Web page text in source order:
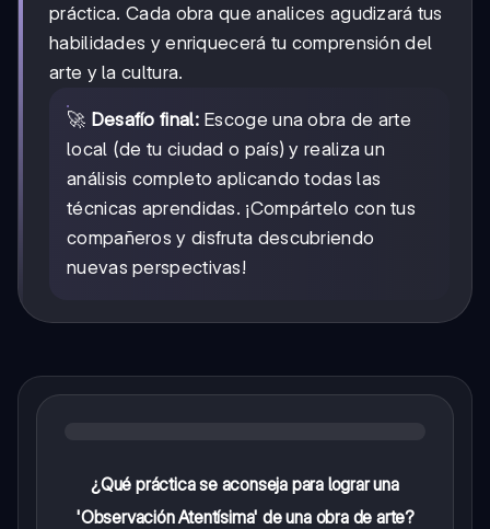
práctica. Cada obra que analices agudizará tus
habilidades y enriquecerá tu comprensión del
arte y la cultura.
🚀 Desafío final:Escoge una obra de arte
local (de tu ciudad o país) y realiza un
análisis completo aplicando todas las
técnicas aprendidas. ¡Compártelo con tus
compañeros y disfruta descubriendo
nuevas perspectivas!
¿Qué práctica se aconseja para lograr una
'Observación Atentísima' de una obra de arte?